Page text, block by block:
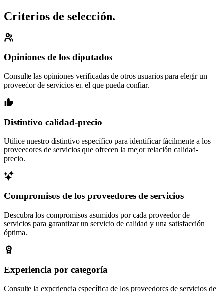
Criterios de selección.
Opiniones de los diputados
Consulte las opiniones verificadas de otros usuarios para elegir un
proveedor de servicios en el que pueda confiar.
Distintivo calidad-precio
Utilice nuestro distintivo específico para identificar fácilmente a los
proveedores de servicios que ofrecen la mejor relación calidad-
precio.
Compromisos de los proveedores de servicios
Descubra los compromisos asumidos por cada proveedor de
servicios para garantizar un servicio de calidad y una satisfacción
óptima.
Experiencia por categoría
Consulte la experiencia específica de los proveedores de servicios de